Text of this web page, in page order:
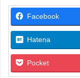
Facebook
Hatena
Pocket